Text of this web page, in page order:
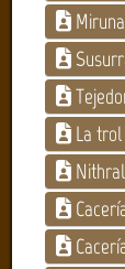
Miruna
La
Nithral